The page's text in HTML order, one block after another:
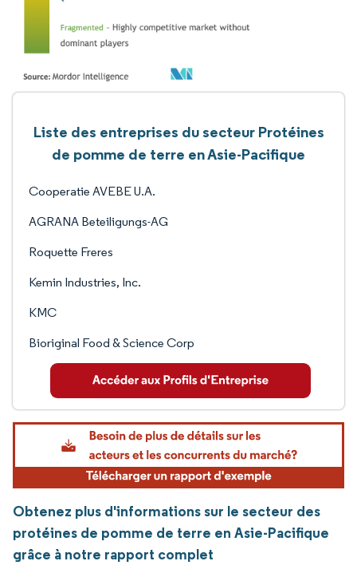
Liste des entreprises du secteur Protéines
de pomme de terre en Asie-Pacifique
Cooperatie AVEBE U.A.
AGRANA Beteiligungs-AG
Roquette Freres
Kemin Industries, Inc.
KMC
Bioriginal Food & Science Corp
Obtenez plus d'informations sur le secteur des
protéines de pomme de terre en Asie-Pacifique
grâce à notre rapport complet